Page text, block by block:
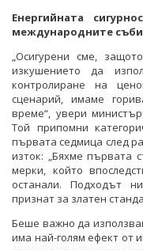
Енергийната
международните
„Осигурени сме,
изкушението да
контролиране на
сценарий, имаме
време“, увери
Той припомни
първата седмица след
изток: „Бяхме първата
мерки, който
останали. Подходът
признат за златен
Беше важно да
има най-голям ефект от